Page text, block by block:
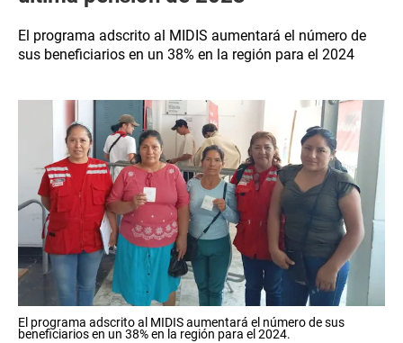
El programa adscrito al MIDIS aumentará el número de
sus beneficiarios en un 38% en la región para el 2024
El programa adscrito al MIDIS aumentará el número de sus
beneficiarios en un 38% en la región para el 2024.